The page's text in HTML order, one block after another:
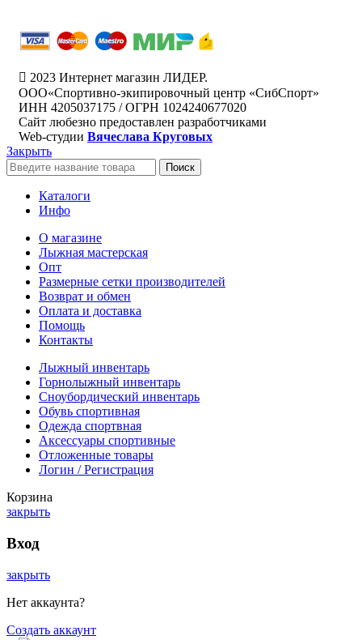
2023 Интернет магазин ЛИДЕР.
ООО«Спортивно-экипировочный центр «СибСпорт»
ИНН 4205037175 / ОГРН 1024240677020
Сайт любезно предоставлен разработчиками
Web-студии Вячеслава Круговых
Закрыть
Поиск
Каталоги
Инфо
О магазине
Лыжная мастерская
Опт
Размерные сетки производителей
Возврат и обмен
Оплата и доставка
Помощь
Контакты
Лыжный инвентарь
Горнолыжный инвентарь
Сноубордический инвентарь
Обувь спортивная
Одежда спортвная
Аксессуары спортивные
Отложенные товары
Логин / Регистрация
Корзина
закрыть
Вход
закрыть
Нет аккаунта?
Создать аккаунт